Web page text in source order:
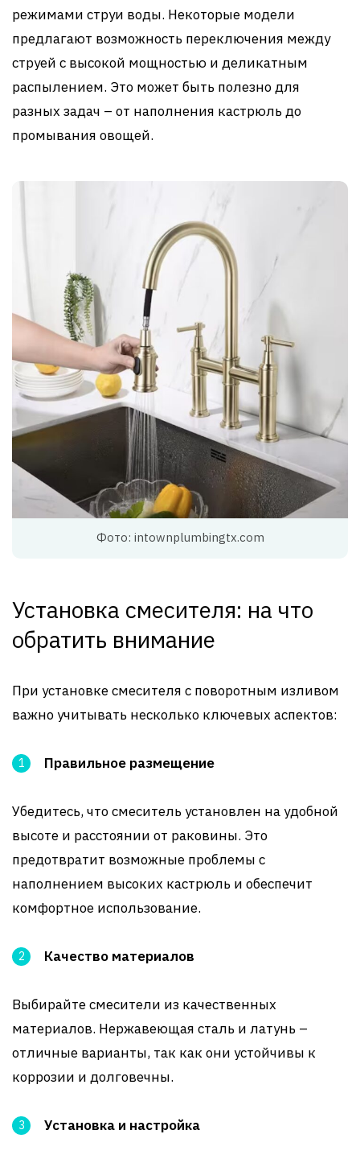
режимами струи воды. Некоторые модели
предлагают возможность переключения между
струей с высокой мощностью и деликатным
распылением. Это может быть полезно для
разных задач – от наполнения кастрюль до
промывания овощей.
Фото: intownplumbingtx.com
Установка смесителя: на что
обратить внимание
При установке смесителя с поворотным изливом
важно учитывать несколько ключевых аспектов:
Правильное размещение
Убедитесь, что смеситель установлен на удобной
высоте и расстоянии от раковины. Это
предотвратит возможные проблемы с
наполнением высоких кастрюль и обеспечит
комфортное использование.
Качество материалов
Выбирайте смесители из качественных
материалов. Нержавеющая сталь и латунь –
отличные варианты, так как они устойчивы к
коррозии и долговечны.
Установка и настройка